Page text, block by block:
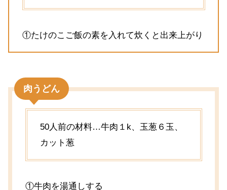
①たけのこご飯の素を入れて炊くと出来上がり
肉うどん
50人前の材料…牛肉１k、玉葱６玉、
カット葱
①牛肉を湯通しする